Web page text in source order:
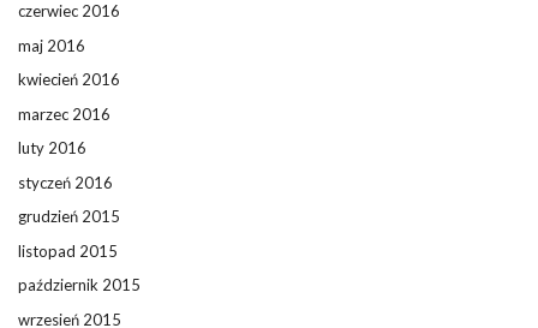
czerwiec 2016
maj 2016
kwiecień 2016
marzec 2016
luty 2016
styczeń 2016
grudzień 2015
listopad 2015
październik 2015
wrzesień 2015